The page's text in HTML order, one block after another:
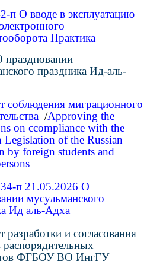
п О вводе в эксплуатацию
Практика
праздновании
праздника Ид-аль-
соблюдения миграционного
/Approving the
on сcompliance with the
of the Russian
by foreign students and
п 21.05.2026 О
мусульманского
Ид аль-Адха
разработки и согласования
распорядительных
ФГБОУ ВО ИнгГУ